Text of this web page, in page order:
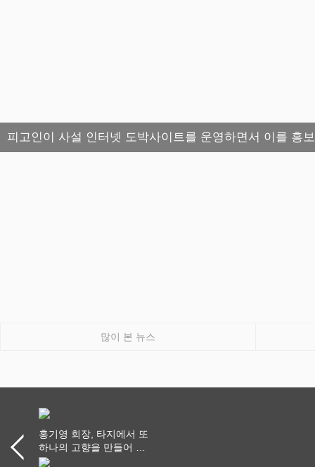
피고인이 사설 인터넷 도박사이트를 운영하면서 이를 홍
많이 본 뉴스
홍기영 회장, 타지에서 또
하나의 고향을 만들어 가
다